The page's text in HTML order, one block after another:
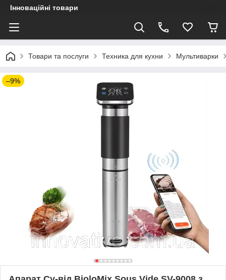
Інноваційні товари
Товари та послуги Техника для кухни Мультиварки
–9%